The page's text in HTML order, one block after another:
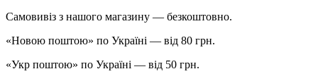
Самовивіз з нашого магазину — безкоштовно.
«Новою поштою» по Україні — від 80 грн.
«Укр поштою» по Україні — від 50 грн.